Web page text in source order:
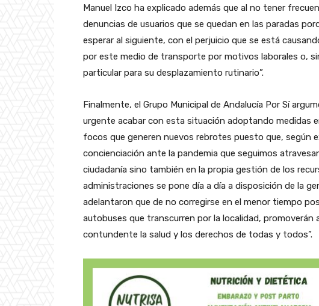
Manuel Izco ha explicado además que al no tener
denuncias de usuarios que se quedan en las paradas
esperar al siguiente, con el perjuicio que se está
por este medio de transporte por motivos laborales o,
particular para su desplazamiento rutinario”.
Finalmente, el Grupo Municipal de Andalucía Por Sí
urgente acabar con esta situación adoptando medidas
focos que generen nuevos rebrotes puesto que, según
concienciación ante la pandemia que seguimos
ciudadanía sino también en la propia gestión de los
administraciones se pone día a día a disposición de la
adelantaron que de no corregirse en el menor tiempo
autobuses que transcurren por la localidad,
contundente la salud y los derechos de todas y todos”.